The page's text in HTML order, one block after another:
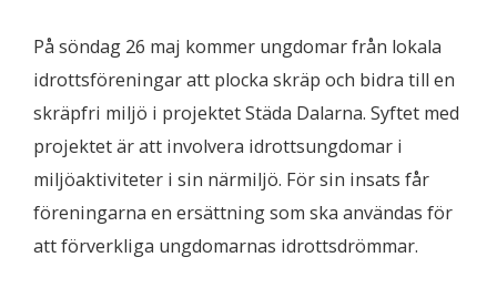
På söndag 26 maj kommer ungdomar från lokala
idrottsföreningar att plocka skräp och bidra till en
skräpfri miljö i projektet Städa Dalarna. Syftet med
projektet är att involvera idrottsungdomar i
miljöaktiviteter i sin närmiljö. För sin insats får
föreningarna en ersättning som ska användas för
att förverkliga ungdomarnas idrottsdrömmar.